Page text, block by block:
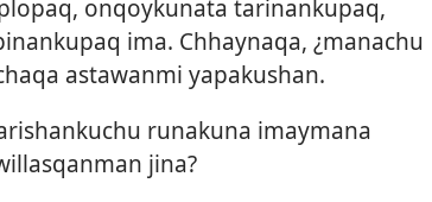
onqoykunata tarinankupaq,
ima. Chhaynaqa, ¿manachu
astawanmi yapakushan.
runakuna imaymana
jina?